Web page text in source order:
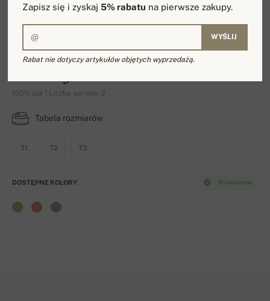
Nadeje
100% Jak | Liczba warstw: 2
Tabela rozmiarów
T1 T2 T3
W magazynie
DOSTĘPNE KOLORY
Zapisz się i zyskaj5% rabatu na pierwsze zakupy.
WYŚLIJ
Rabat nie dotyczy artykułów objętych wyprzedażą.